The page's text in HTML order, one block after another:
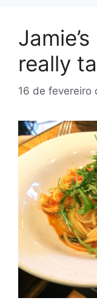
really
16 de fevereiro